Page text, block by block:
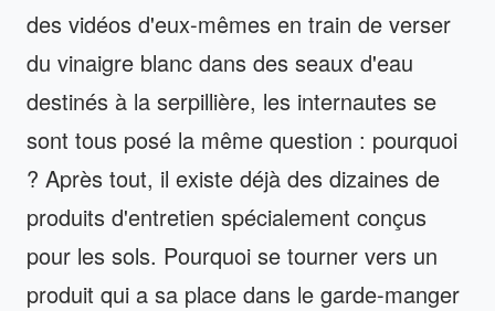
des vidéos d'eux-mêmes en train de verser
du vinaigre blanc dans des seaux d'eau
destinés à la serpillière, les internautes se
sont tous posé la même question : pourquoi
? Après tout, il existe déjà des dizaines de
produits d'entretien spécialement conçus
pour les sols. Pourquoi se tourner vers un
produit qui a sa place dans le garde-manger